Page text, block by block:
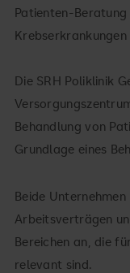
Patienten-
Die SRH Poliklinik
Behandlung von
Grundlage eines
Beide
Arbeitsverträgen
Bereichen an, die
relevant sind.